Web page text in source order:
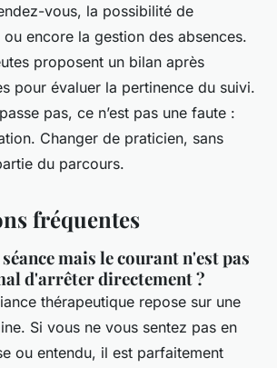
vous, la possibilité de
encore la gestion des absences.
proposent un bilan après
pour évaluer la pertinence du suivi.
pas, ce n’est pas une faute :
Changer de praticien, sans
du parcours.
fréquentes
séance mais le courant n'est pas
d'arrêter directement ?
thérapeutique repose sur une
Si vous ne vous sentez pas en
ou entendu, il est parfaitement